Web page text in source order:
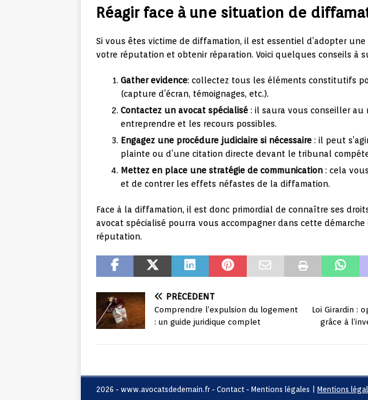
Réagir face à une situation de
Si vous êtes victime de diffamation, il est essentiel d’adopter
votre réputation et obtenir réparation. Voici quelques conseils à
Gather evidence: collectez tous les éléments constitutifs
(capture d’écran, témoignages, etc.).
Contactez un avocat spécialisé : il saura vous conseiller au
entreprendre et les recours possibles.
Engagez une procédure judiciaire si nécessaire : il peut
plainte ou d’une citation directe devant le tribunal
Mettez en place une stratégie de communication : cela
et de contrer les effets néfastes de la diffamation.
Face à la diffamation, il est donc primordial de connaître ses
avocat spécialisé pourra vous accompagner dans cette
réputation.
PRÉCÉDENT
Comprendre l’expulsion du logement
: un guide juridique complet
Loi Girardin :
grâce à
2026 - www.avocatsdedemain.fr - Contact - Mentions légales Mentions